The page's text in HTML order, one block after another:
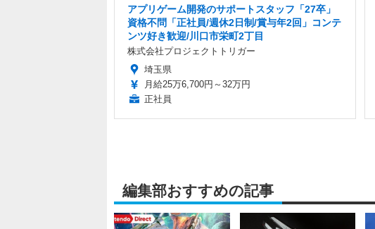
アプリゲーム開発のサポートスタッフ「27卒」
資格不問「正社員/週休2日制/賞与年2回」コンテ
ンツ好き歓迎/川口市栄町2丁目
株式会社プロジェクトトリガー
埼玉県
月給25万6,700円～32万円
正社員
編集部おすすめの記事